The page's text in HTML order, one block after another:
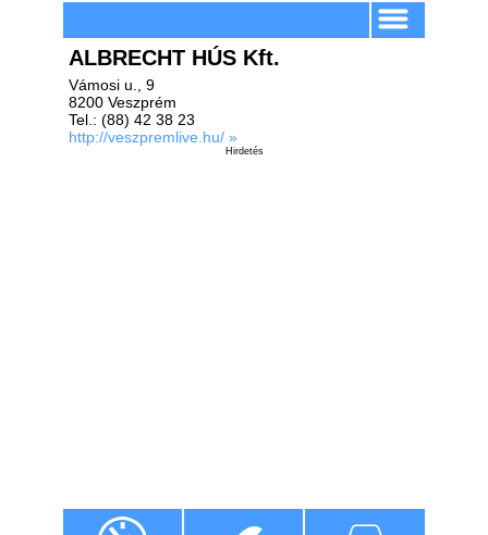
ALBRECHT HÚS Kft.
Vámosi u., 9
8200 Veszprém
Tel.: (88) 42 38 23
http://veszpremlive.hu/ »
Hirdetés